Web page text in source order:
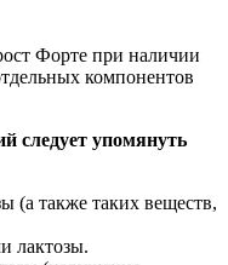
Форте при наличии
компонентов
следует упомянуть
(а также таких веществ,
лактозы.